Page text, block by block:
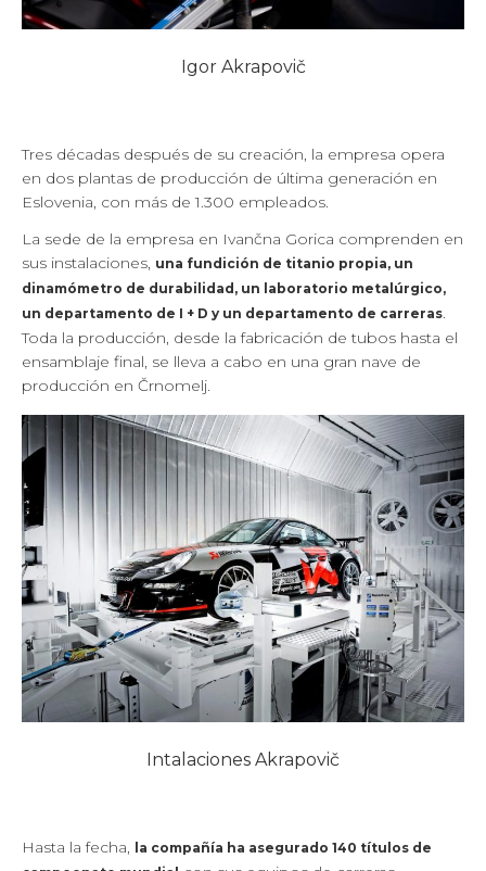
Igor Akrapovič
Tres décadas después de su creación, la empresa opera
en dos plantas de producción de última generación en
Eslovenia, con más de 1.300 empleados.
La sede de la empresa en Ivančna Gorica comprenden en
sus instalaciones, una fundición de titanio propia, un
dinamómetro de durabilidad, un laboratorio metalúrgico,
un departamento de I + D y un departamento de carreras.
Toda la producción, desde la fabricación de tubos hasta el
ensamblaje final, se lleva a cabo en una gran nave de
producción en Črnomelj.
Intalaciones Akrapovič
Hasta la fecha,
la compañía ha asegurado 140 títulos de